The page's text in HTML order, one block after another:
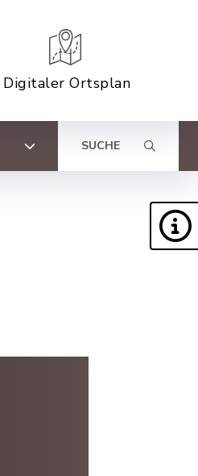
Digitaler Ortsplan
SUCHE